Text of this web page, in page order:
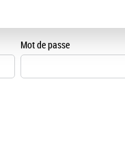
Mot de passe